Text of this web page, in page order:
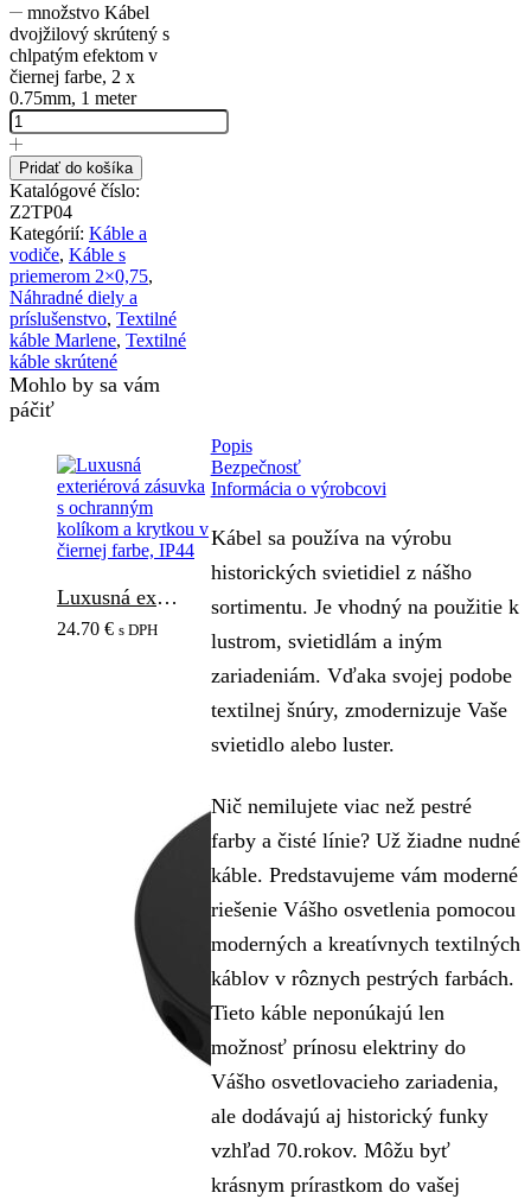
množstvo Kábel
dvojžilový skrútený s
chlpatým efektom v
čiernej farbe, 2 x
0.75mm, 1 meter
Pridať do košíka
Katalógové číslo:
Z2TP04
Kategórií: Káble a
vodiče, Káble s
priemerom 2×0,75,
Náhradné diely a
príslušenstvo, Textilné
káble Marlene, Textilné
káble skrútené
Mohlo by sa vám
páčiť
Luxusná exteriérová zásuvka s ochranným kolíkom a krytkou v čiernej farbe, IP44
24.70 € s DPH
Popis
Bezpečnosť
Informácia o výrobcovi
Kábel sa používa na výrobu
historických svietidiel z nášho
sortimentu. Je vhodný na použitie k
lustrom, svietidlám a iným
zariadeniám. Vďaka svojej podobe
textilnej šnúry, zmodernizuje Vaše
svietidlo alebo luster.
Nič nemilujete viac než pestré
farby a čisté línie? Už žiadne nudné
káble. Predstavujeme vám moderné
riešenie Vášho osvetlenia pomocou
moderných a kreatívnych textilných
káblov v rôznych pestrých farbách.
Tieto káble neponúkajú len
možnosť prínosu elektriny do
Vášho osvetlovacieho zariadenia,
ale dodávajú aj historický funky
vzhľad 70.rokov. Môžu byť
krásnym prírastkom do vašej